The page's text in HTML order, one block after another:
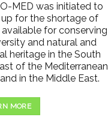
MED was initiated to
for the shortage of
for conserving
and natural and
heritage in the South
of the Mediterranean
in the Middle East.
MORE